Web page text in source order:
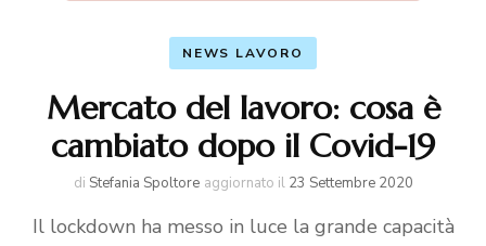
NEWS LAVORO
Mercato del lavoro: cosa è
cambiato dopo il Covid-19
di Stefania Spoltore aggiornato il 23 Settembre 2020
Il lockdown ha messo in luce la grande capacità